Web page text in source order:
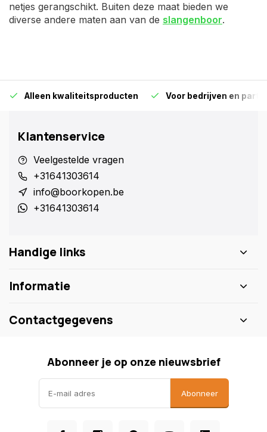
netjes gerangschikt. Buiten deze maat bieden we
diverse andere maten aan van de slangenboor.
Alleen kwaliteitsproducten Voor bedrijven en
Klantenservice
Veelgestelde vragen
+31641303614
info@boorkopen.be
+31641303614
Handige links
Informatie
Contactgegevens
Abonneer je op onze nieuwsbrief
Abonneer